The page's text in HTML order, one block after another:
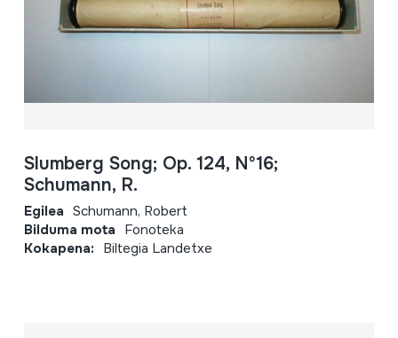
Slumberg Song; Op. 124, Nº16;
Schumann, R.
Egilea Schumann, Robert
Bilduma mota Fonoteka
Kokapena: Biltegia Landetxe